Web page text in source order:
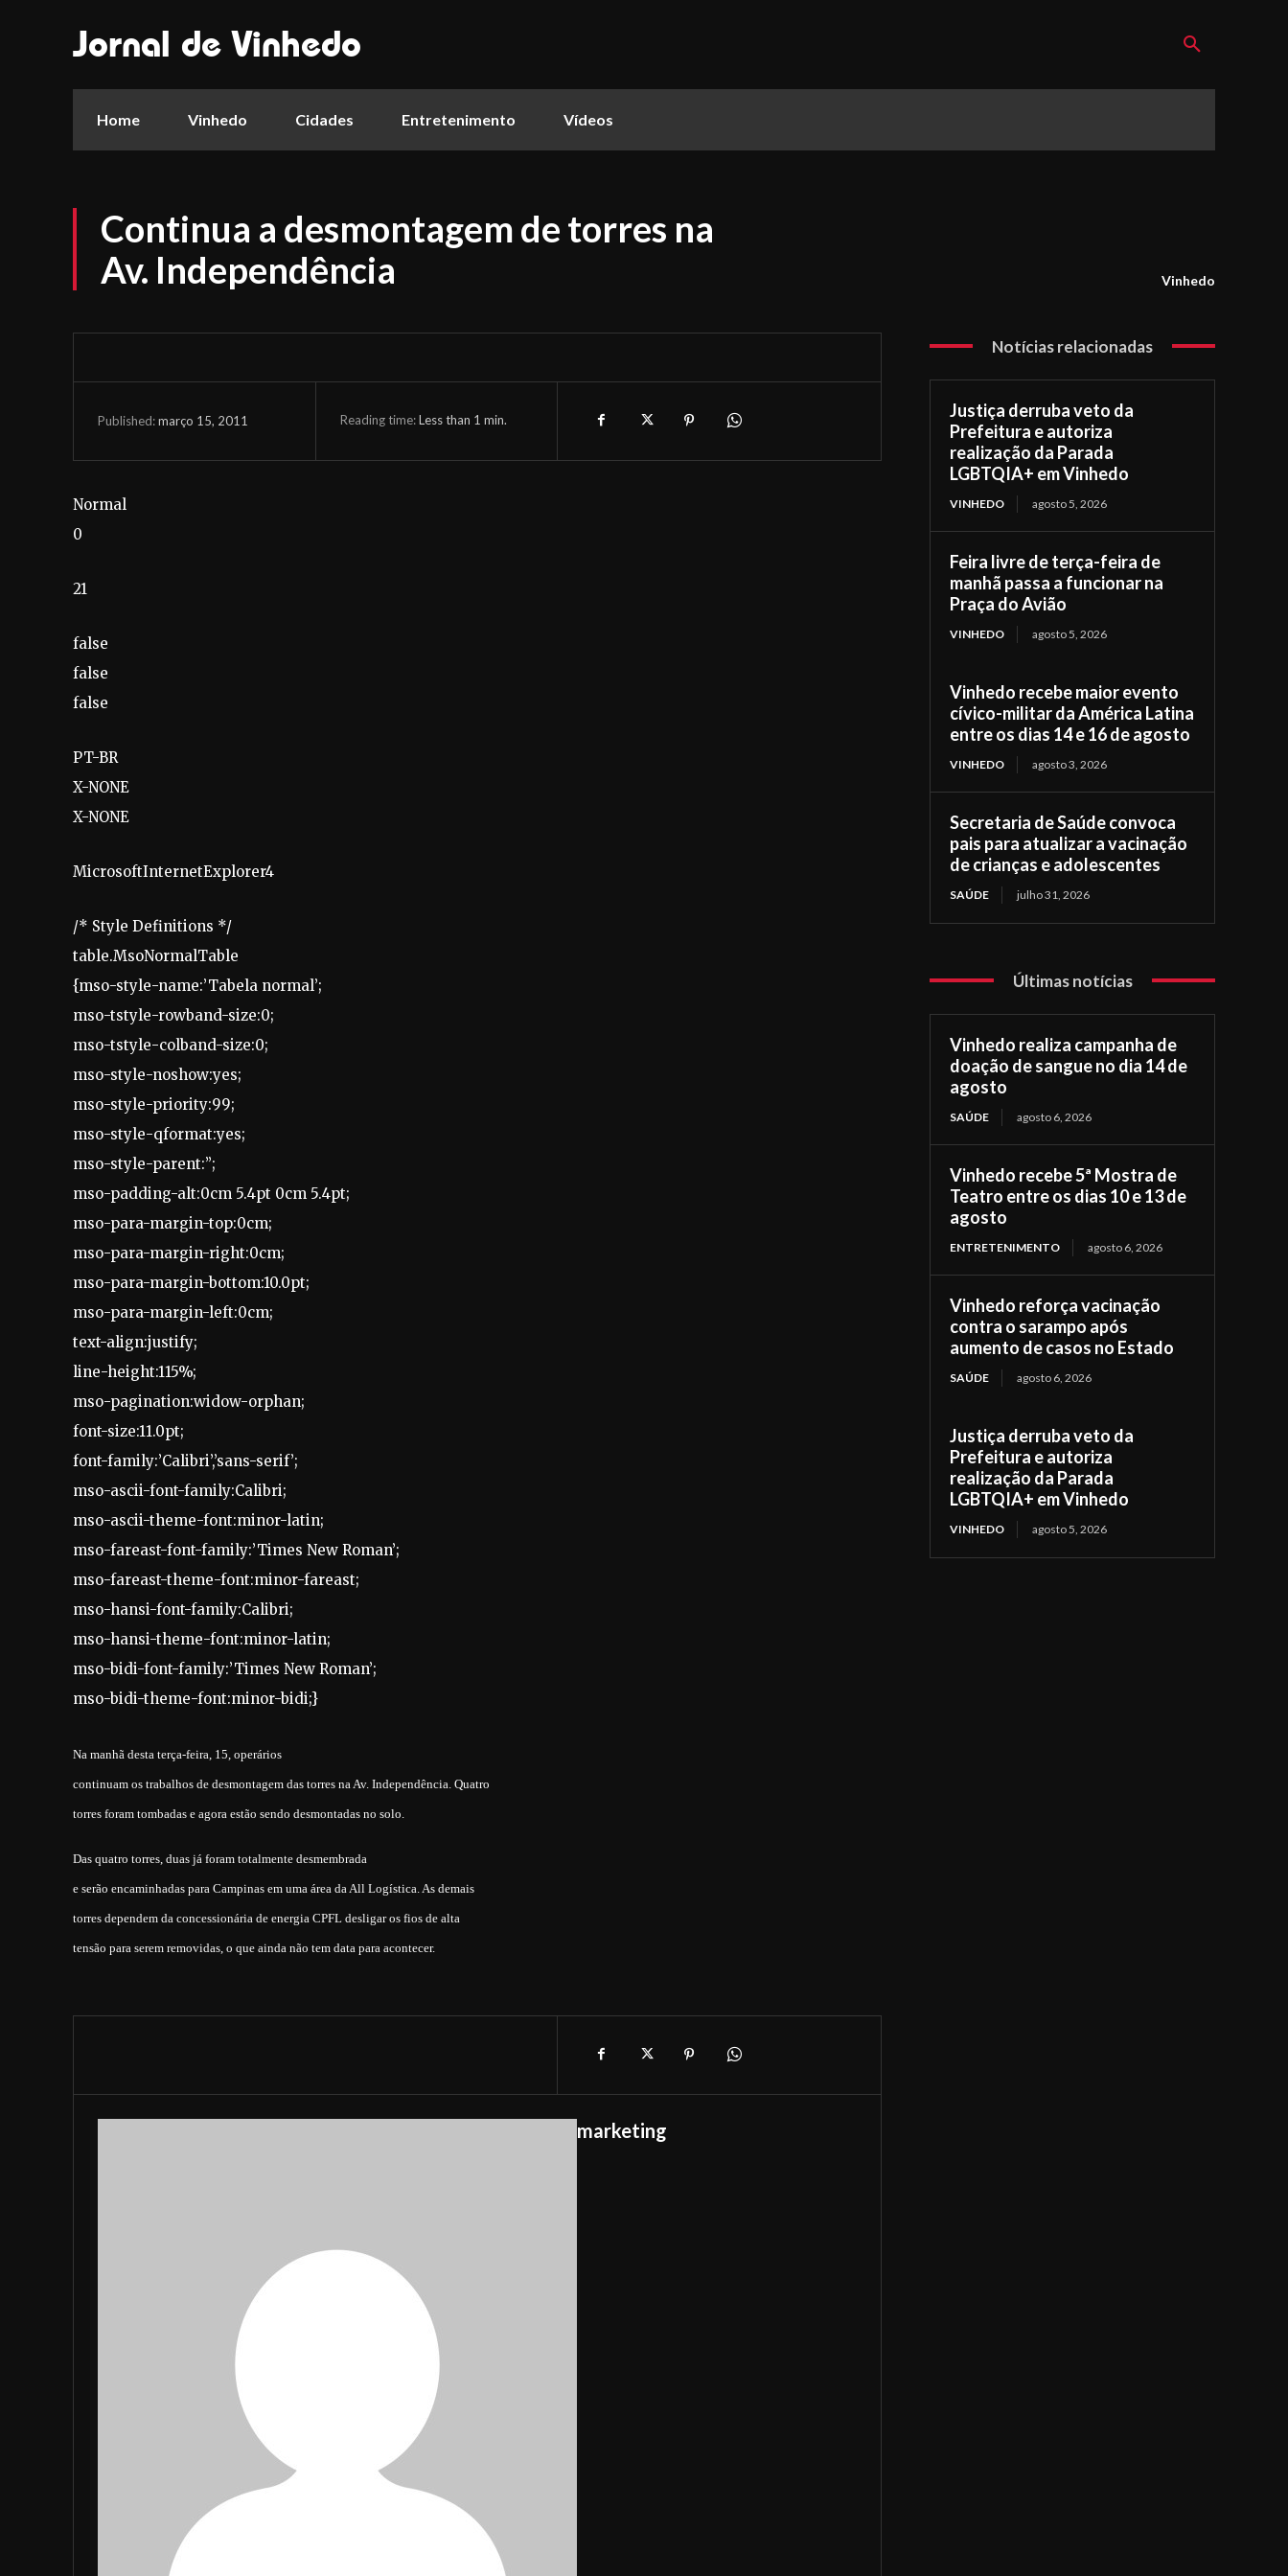
Jornal de Vinhedo
Home Vinhedo Cidades Entretenimento Vídeos
Continua a desmontagem de torres na
Av. Independência
Vinhedo
Published:março 15, 2011 Reading time:Less than 1 min.
Normal
0
21
false
false
false
PT-BR
X-NONE
X-NONE
MicrosoftInternetExplorer4
/* Style Definitions */
table.MsoNormalTable
{mso-style-name:’Tabela normal’;
mso-tstyle-rowband-size:0;
mso-tstyle-colband-size:0;
mso-style-noshow:yes;
mso-style-priority:99;
mso-style-qformat:yes;
mso-style-parent:”;
mso-padding-alt:0cm 5.4pt 0cm 5.4pt;
mso-para-margin-top:0cm;
mso-para-margin-right:0cm;
mso-para-margin-bottom:10.0pt;
mso-para-margin-left:0cm;
text-align:justify;
line-height:115%;
mso-pagination:widow-orphan;
font-size:11.0pt;
font-family:’Calibri’,’sans-serif’;
mso-ascii-font-family:Calibri;
mso-ascii-theme-font:minor-latin;
mso-fareast-font-family:’Times New Roman’;
mso-fareast-theme-font:minor-fareast;
mso-hansi-font-family:Calibri;
mso-hansi-theme-font:minor-latin;
mso-bidi-font-family:’Times New Roman’;
mso-bidi-theme-font:minor-bidi;}
Na manhã desta terça-feira, 15, operários
continuam os trabalhos de desmontagem das torres na Av. Independência. Quatro
torres foram tombadas e agora estão sendo desmontadas no solo.
Das quatro torres, duas já foram totalmente desmembrada
e serão encaminhadas para Campinas em uma área da All Logística. As demais
torres dependem da concessionária de energia CPFL desligar os fios de alta
tensão para serem removidas, o que ainda não tem data para acontecer.
marketing
Notícias relacionadas
Justiça derruba veto da
Prefeitura e autoriza
realização da Parada
LGBTQIA+ em Vinhedo
VINHEDO agosto 5, 2026
Feira livre de terça-feira de
manhã passa a funcionar na
Praça do Avião
VINHEDO agosto 5, 2026
Vinhedo recebe maior evento
cívico-militar da América Latina
entre os dias 14 e 16 de agosto
VINHEDO agosto 3, 2026
Secretaria de Saúde convoca
pais para atualizar a vacinação
de crianças e adolescentes
SAÚDE julho 31, 2026
Últimas notícias
Vinhedo realiza campanha de
doação de sangue no dia 14 de
agosto
SAÚDE agosto 6, 2026
Vinhedo recebe 5ª Mostra de
Teatro entre os dias 10 e 13 de
agosto
ENTRETENIMENTO agosto 6, 2026
Vinhedo reforça vacinação
contra o sarampo após
aumento de casos no Estado
SAÚDE agosto 6, 2026
Justiça derruba veto da
Prefeitura e autoriza
realização da Parada
LGBTQIA+ em Vinhedo
VINHEDO agosto 5, 2026